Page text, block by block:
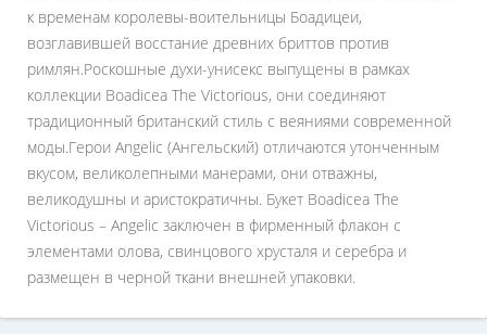
к временам королевы-воительницы Боадицеи,
возглавившей восстание древних бриттов против
римлян.Роскошные духи-унисекс выпущены в рамках
коллекции Boadicea The Victorious, они соединяют
традиционный британский стиль с веяниями современной
моды.Герои Angelic (Ангельский) отличаются утонченным
вкусом, великолепными манерами, они отважны,
великодушны и аристократичны. Букет Boadicea The
Victorious – Angelic заключен в фирменный флакон с
элементами олова, свинцового хрусталя и серебра и
размещен в черной ткани внешней упаковки.